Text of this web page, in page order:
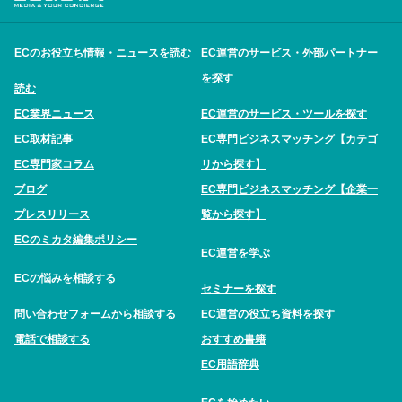
ECのお役立ち情報・ニュースを読む
読む
EC業界ニュース
EC取材記事
EC専門家コラム
ブログ
プレスリリース
ECのミカタ編集ポリシー
ECの悩みを相談する
問い合わせフォームから相談する
電話で相談する
EC運営のサービス・外部パートナー
を探す
EC運営のサービス・ツールを探す
EC専門ビジネスマッチング【カテゴ
リから探す】
EC専門ビジネスマッチング【企業一
覧から探す】
EC運営を学ぶ
セミナーを探す
EC運営の役立ち資料を探す
おすすめ書籍
EC用語辞典